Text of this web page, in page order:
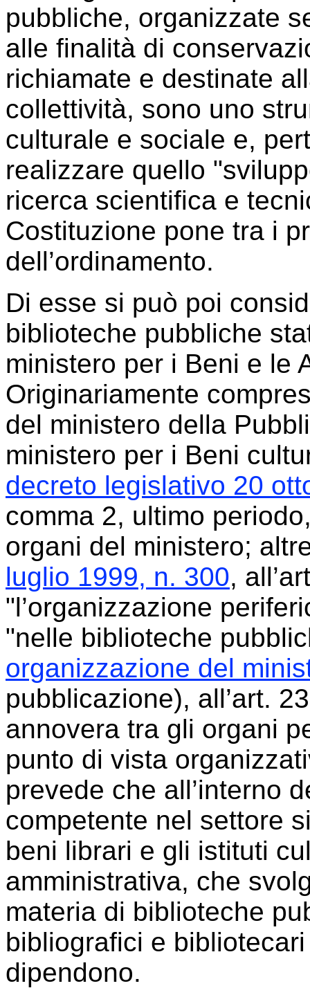
pubbliche, organizzate
alle finalità di
richiamate e destinate
collettività, sono uno
culturale e sociale e,
realizzare quello
ricerca scientifica e
Costituzione pone tra i
dell’ordinamento.
Di esse si può poi
biblioteche pubbliche
ministero per i Beni e le
Originariamente
del ministero della
ministero per i Beni
decreto legislativo 20
comma 2, ultimo
organi del ministero;
luglio 1999, n. 300,
"l’organizzazione
"nelle biblioteche
organizzazione del
pubblicazione), all’art.
annovera tra gli organi
punto di vista
prevede che all’interno
competente nel settore
beni librari e gli istituti
amministrativa, che
materia di biblioteche
bibliografici e
dipendono.